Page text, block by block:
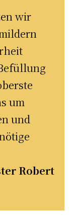
wir
um
und
Robert